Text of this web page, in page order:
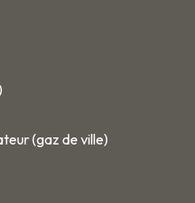
(gaz de ville)